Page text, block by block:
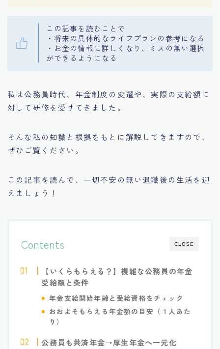
この記事を読むことで
・将来の具体的なライフプランの参考になる
・お金の情報に詳しくなり、ミスの無い選択
ができるようになる
私は公務員時代、年金制度の変遷や、実際の支給額に
対して研修を受けてきました。
そんな私の知識と根拠をもとに解説してきますので、
ぜひご覧ください。
この記事を読んで、一切不安の無い退職後の生活を迎
えましょう！
CLOSE
Contents
【いくらもらえる？】複雑な公務員の年金
受給額と条件
年金支給開始年齢と受給資格をチェック
おおよそもらえる年金額の目安（１人あた
り）
公務員も共済年金→厚生年金へ一元化